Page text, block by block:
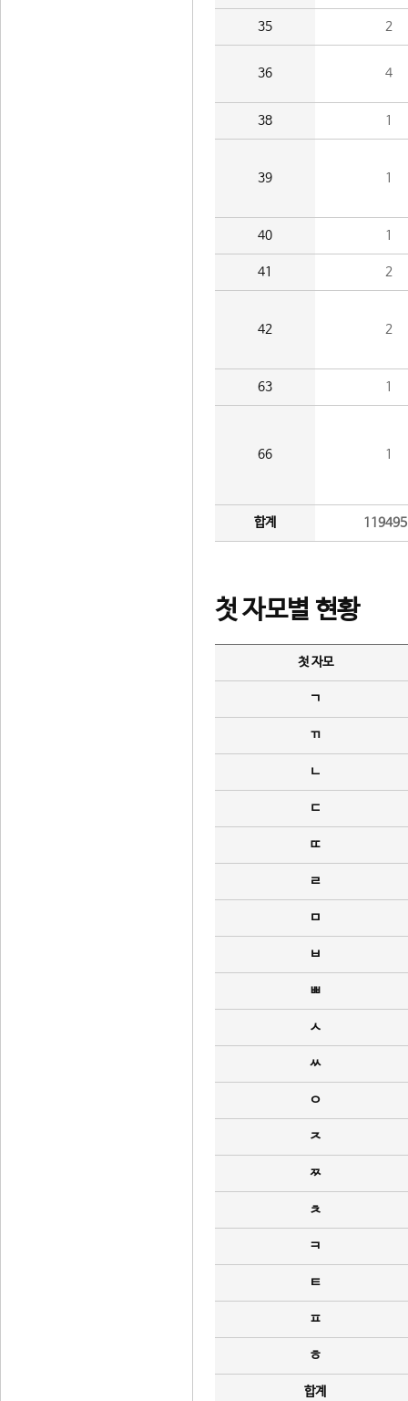
35 2
36 4
38 1
39 1
40 1
41 2
42 2
63 1
66 1
합계
첫 자모별 현황
첫 자모
ㄱ
ㄲ
ㄴ
ㄷ
ㄸ
ㄹ
ㅁ
ㅂ
ㅃ
ㅅ
ㅆ
ㅇ
ㅈ
ㅉ
ㅊ
ㅋ
ㅌ
ㅍ
ㅎ
합계